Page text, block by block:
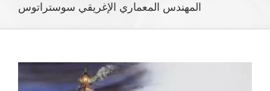
المهندس المعماري الإغريقي سوستراتوس